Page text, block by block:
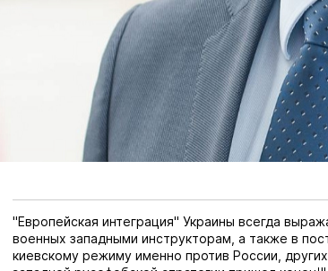
"Европейская интеграция" Украины всегда
военных западными инструкторам, а также в
киевскому режиму именно против России,